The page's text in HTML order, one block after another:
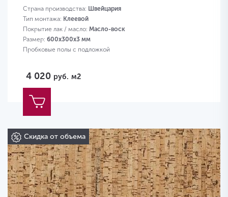
Страна производства: Швейцария
Тип монтажа: Клеевой
Покрытие лак / масло: Масло-воск
Размер: 600х300х3 мм
Пробковые полы с подложкой
4 020 руб. м2
Скидка от объема